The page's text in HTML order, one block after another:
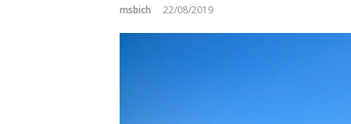
msbich 22/08/2019